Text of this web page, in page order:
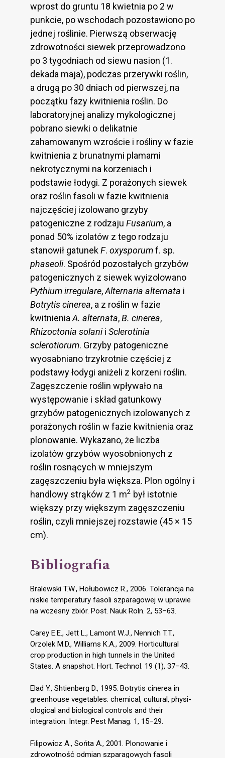
wprost do gruntu 18 kwietnia po 2 w
punkcie, po wschodach pozostawiono po
jednej roślinie. Pierwszą obserwację
zdrowotności siewek przeprowadzono
po 3 tygodniach od siewu nasion (1.
dekada maja), podczas przerywki roślin,
a drugą po 30 dniach od pierwszej, na
początku fazy kwitnienia roślin. Do
laboratoryjnej analizy mykologicznej
pobrano siewki o delikatnie
zahamowanym wzroście i rośliny w fazie
kwitnienia z brunatnymi plamami
nekrotycznymi na korzeniach i
podstawie łodygi. Z porażonych siewek
oraz roślin fasoli w fazie kwitnienia
najczęściej izolowano grzyby
patogeniczne z rodzaju Fusarium, a
ponad 50% izolatów z tego rodzaju
stanowił gatunekF. oxysporumf. sp.
phaseoli. Spośród pozostałych grzybów
patogenicznych z siewek wyizolowano
Pythium irregulare,Alternaria alternata i
Botrytis cinerea, a z roślin w fazie
kwitnienia A. alternata,B. cinerea,
Rhizoctonia solanii Sclerotinia
sclerotiorum. Grzyby patogeniczne
wyosabniano trzykrotnie częściej z
podstawy łodygi aniżeli z korzeni roślin.
Zagęszczenie roślin wpływało na
występowanie i skład gatunkowy
grzybów patogenicznych izolowanych z
porażonych roślin w fazie kwitnienia oraz
plonowanie. Wykazano, że liczba
izolatów grzybów wyosobnionych z
roślin rosnących w mniejszym
zagęszczeniu była większa. Plon ogólny i
handlowy strąków z 1 m2 był istotnie
większy przy większym zagęszczeniu
roślin, czyli mniejszej rozstawie (45 × 15
cm).
Bibliografia
Bralewski T.W., Hołubowicz R., 2006. Tolerancja na
niskie temperatury fasoli szparagowej w uprawie
na wczesny zbiór. Post. Nauk Roln. 2, 53–63.
Carey E.E., Jett L., Lamont W.J., Nennich T.T.,
Orzolek M.D., Williams K.A., 2009. Horticultural
crop production in high tunnels in the United
States. A snapshot. Hort. Technol. 19 (1), 37–43.
Elad Y., Shtienberg D., 1995. Botrytis cinerea in
greenhouse vegetables: chemical, cultural, physi-
ological and biological controls and their
integration. Integr. Pest Manag. 1, 15–29.
Filipowicz A., Sońta A., 2001. Plonowanie i
zdrowotność odmian szparagowych fasoli